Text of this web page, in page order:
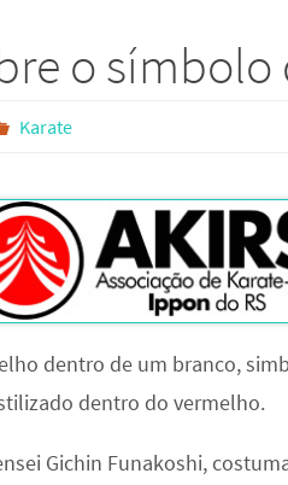
o símbolo
Karate
dentro de um branco,
dentro do vermelho.
Gichin Funakoshi,